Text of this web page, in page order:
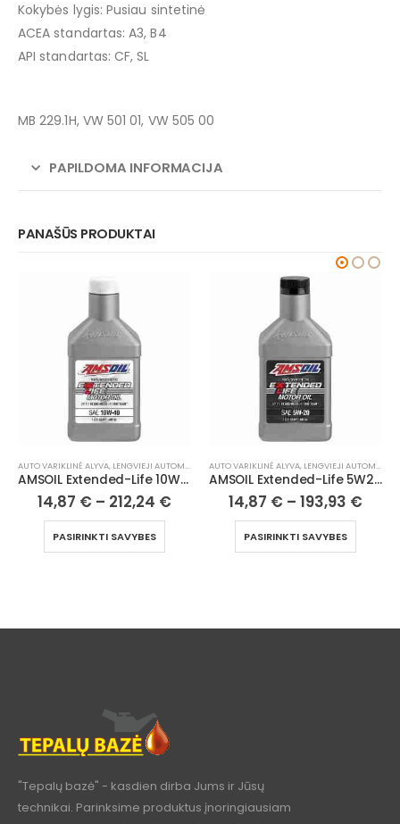
Kokybės lygis: Pusiau sintetinė
ACEA standartas: A3, B4
API standartas: CF, SL
MB 229.1H, VW 501 01, VW 505 00
PAPILDOMA INFORMACIJA
PANAŠŪS PRODUKTAI
AUTO VARIKLINĖ ALYVA, LENGVIEJI AUTOMOBILIAI
AMSOIL Extended-Life 10W40 100% Synthetic Motor Oil
14,87 € – 212,24 €
PASIRINKTI SAVYBES
AUTO VARIKLINĖ ALYVA, LENGVIEJI AUTOMOBILIAI
AMSOIL Extended-Life 5W20 100% Synthetic Motor Oil
14,87 € – 193,93 €
PASIRINKTI SAVYBES
"Tepalų bazė" - kasdien dirba Jums ir Jūsų
technikai. Parinksime produktus įnoringiausiam